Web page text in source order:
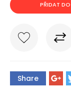
PŘIDAT
Share